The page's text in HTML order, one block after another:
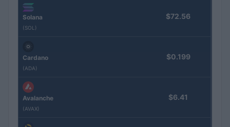
Solana
(SOL)
$72.56
Cardano
(ADA)
$0.199
Avalanche
(AVAX)
$6.41